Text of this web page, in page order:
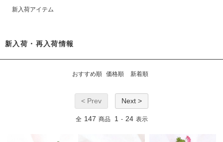
新入荷アイテム
新入荷・再入荷情報
おすすめ順 価格順 新着順
< Prev Next >
全 147 商品 1 - 24 表示